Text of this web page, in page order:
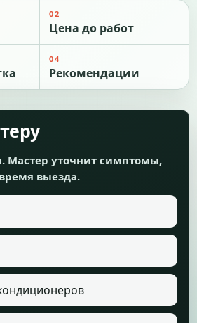
02
Цена до работ
04
Рекомендации
Мастер уточнит симптомы,
выезда.